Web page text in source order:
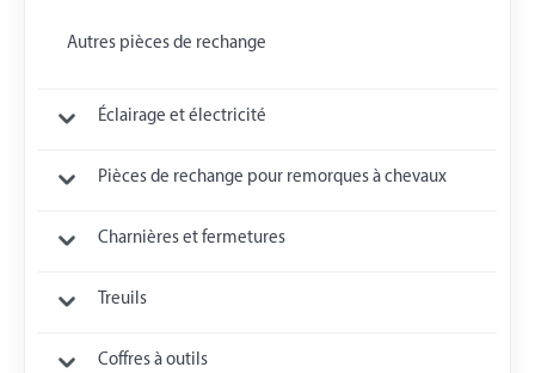
Autres pièces de rechange
Éclairage et électricité
Pièces de rechange pour remorques à chevaux
Charnières et fermetures
Treuils
Coffres à outils